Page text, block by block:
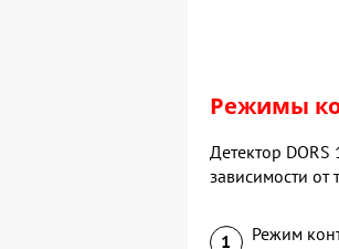
Режимы
Детектор
зависимости
Режим